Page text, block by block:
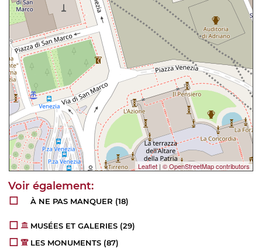
Leaflet | © OpenStreetMap contributors
À NE PAS MANQUER (18)
MUSÉES ET GALERIES (29)
LES MONUMENTS (87)